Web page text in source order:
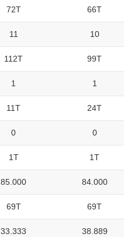
72T 66T
11 10
112T 99T
1 1
11T 24T
0 0
1T 1T
85.000 84.000
69T 69T
33.333 38.889